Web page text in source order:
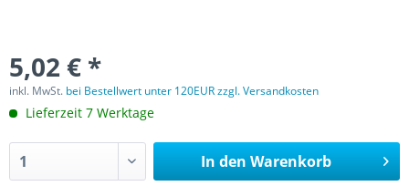
5,02 € *
inkl. MwSt. bei Bestellwert unter 120EUR zzgl. Versandkosten
Lieferzeit 7 Werktage
In den Warenkorb